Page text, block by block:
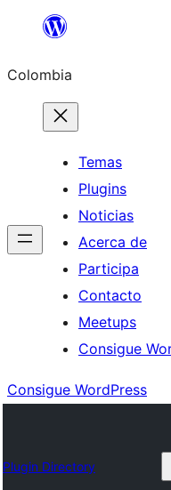
Saltar
contenido
Colombia
Temas
Plugins
Noticias
Acerca de
Participa
Contacto
Meetups
Consigue
Consigue WordPress
Plugin Directory